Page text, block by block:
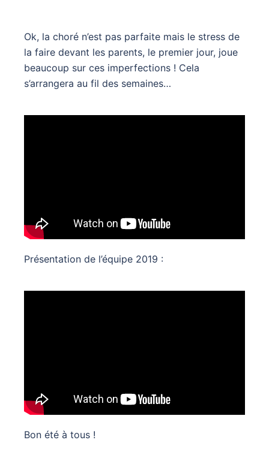
Ok, la choré n’est pas parfaite mais le stress de
la faire devant les parents, le premier jour, joue
beaucoup sur ces imperfections ! Cela
s’arrangera au fil des semaines…
Présentation de l’équipe 2019 :
Bon été à tous !